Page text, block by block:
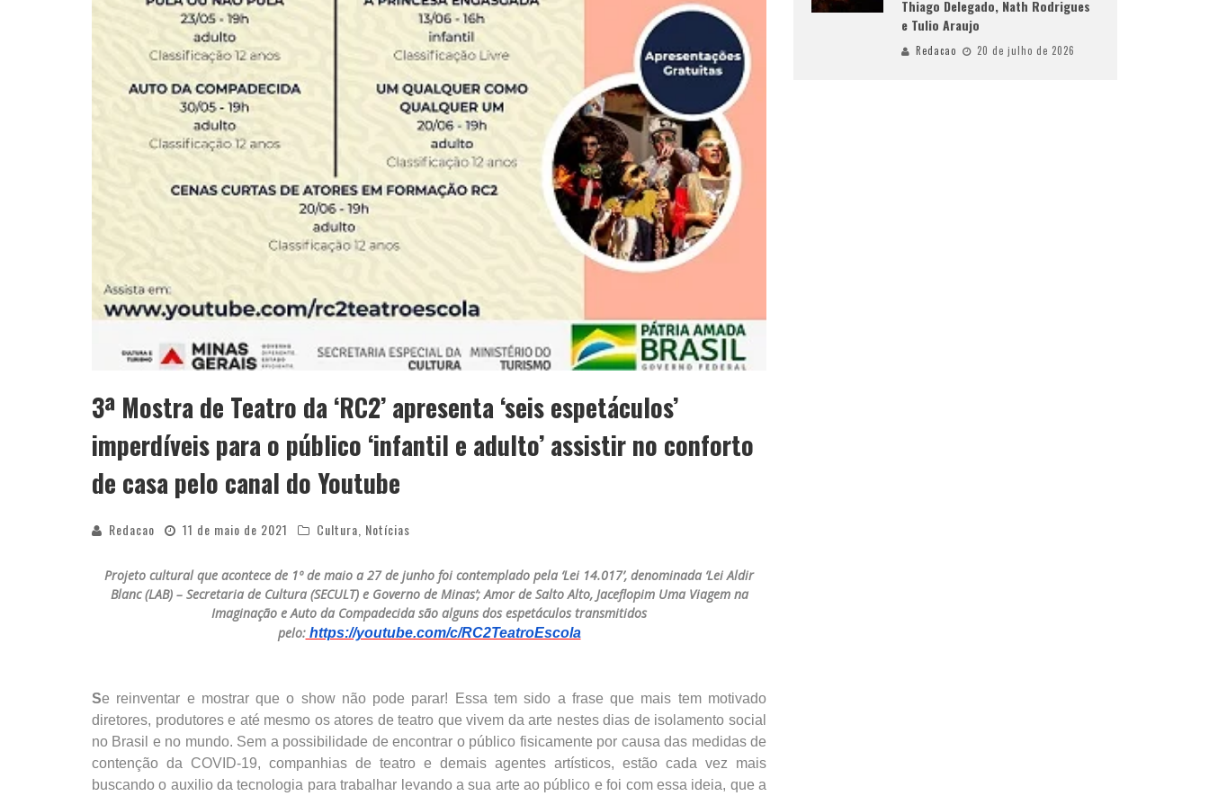
3ª Mostra de Teatro da ‘RC2’ apresenta ‘seis espetáculos’
imperdíveis para o público ‘infantil e adulto’ assistir no conforto
de casa pelo canal do Youtube
Redacao 11 de maio de 2021 Cultura Notícias
Projeto cultural que acontece de 1º de maio a 27 de junho foi contemplado pela ‘Lei 14.017’, denominada ‘Lei Aldir
Blanc (LAB) – Secretaria de Cultura (SECULT) e Governo de Minas’; Amor de Salto Alto, Jaceflopim Uma Viagem na
Imaginação e Auto da Compadecida são alguns dos espetáculos transmitidos
pelo:https://youtube.com/c/RC2TeatroEscola
Se reinventar e mostrar que o show não pode parar! Essa tem sido a frase que mais tem motivado
diretores, produtores e até mesmo os atores de teatro que vivem da arte nestes dias de isolamento social
no Brasil e no mundo. Sem a possibilidade de encontrar o público fisicamente por causa das medidas de
contenção da COVID-19, companhias de teatro e demais agentes artísticos, estão cada vez mais
buscando o auxilio da tecnologia para trabalhar levando a sua arte ao público e foi com essa ideia, que a
Thiago Delegado, Nath Rodrigues
e Tulio Araujo
Redacao 20 de julho de 2026